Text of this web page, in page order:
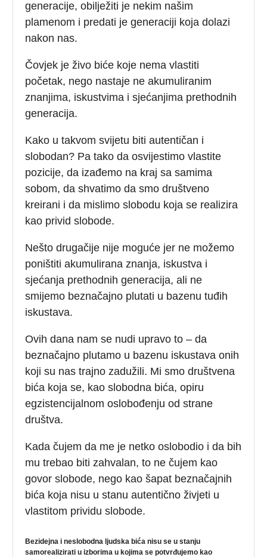
generacije, obilježiti je nekim našim
plamenom i predati je generaciji koja dolazi
nakon nas.
Čovjek je živo biće koje nema vlastiti
početak, nego nastaje ne akumuliranim
znanjima, iskustvima i sjećanjima prethodnih
generacija.
Kako u takvom svijetu biti autentičan i
slobodan? Pa tako da osvijestimo vlastite
pozicije, da izađemo na kraj sa samima
sobom, da shvatimo da smo društveno
kreirani i da mislimo slobodu koja se realizira
kao privid slobode.
Nešto drugačije nije moguće jer ne možemo
poništiti akumulirana znanja, iskustva i
sjećanja prethodnih generacija, ali ne
smijemo beznačajno plutati u bazenu tuđih
iskustava.
Ovih dana nam se nudi upravo to – da
beznačajno plutamo u bazenu iskustava onih
koji su nas trajno zadužili. Mi smo društvena
bića koja se, kao slobodna bića, opiru
egzistencijalnom oslobođenju od strane
društva.
Kada čujem da me je netko oslobodio i da bih
mu trebao biti zahvalan, to ne čujem kao
govor slobode, nego kao šapat beznačajnih
bića koja nisu u stanu autentično živjeti u
vlastitom prividu slobode.
Bezidejna i neslobodna ljudska bića nisu se u stanju
samorealizirati u izborima u kojima se potvrđujemo kao